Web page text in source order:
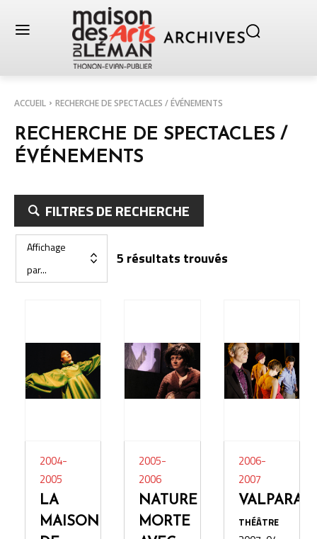
ACCUEIL RECHERCHE DE SPECTACLES / ÉVÉNEMENTS
RECHERCHE DE SPECTACLES /
ÉVÉNEMENTS
FILTRES DE RECHERCHE
2004-
2005
LA
MAISON
2005-
2006
NATURE
MORTE
2006-
2007
THÉÂTRE
Affichage
par...
5 résultats trouvés